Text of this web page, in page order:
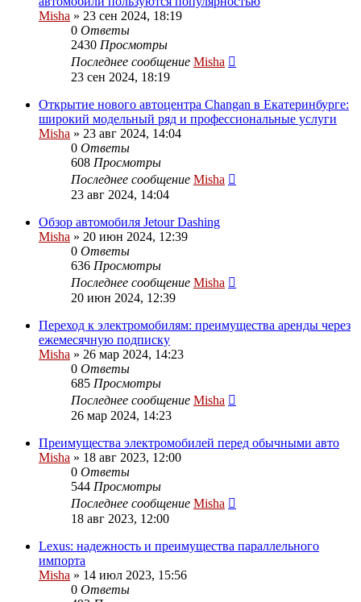
Misha » 23 сен 2024, 18:19
0 Ответы
2430 Просмотры
Последнее сообщение Misha
23 сен 2024, 18:19
Открытие нового автоцентра Changan в Екатеринбурге:
широкий модельный ряд и профессиональные услуги
Misha » 23 авг 2024, 14:04
0 Ответы
608 Просмотры
Последнее сообщение Misha
23 авг 2024, 14:04
Обзор автомобиля Jetour Dashing
Misha » 20 июн 2024, 12:39
0 Ответы
636 Просмотры
Последнее сообщение Misha
20 июн 2024, 12:39
Переход к электромобилям: преимущества аренды через
ежемесячную подписку
Misha » 26 мар 2024, 14:23
0 Ответы
685 Просмотры
Последнее сообщение Misha
26 мар 2024, 14:23
Преимущества электромобилей перед обычными авто
Misha » 18 авг 2023, 12:00
0 Ответы
544 Просмотры
Последнее сообщение Misha
18 авг 2023, 12:00
Lexus: надежность и преимущества параллельного
импорта
Misha » 14 июл 2023, 15:56
0 Ответы